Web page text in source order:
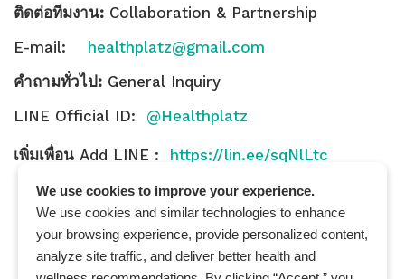
ติดต่อทีมงาน: Collaboration & Partnership
E-mail: healthplatz@gmail.com
คำถามทั่วไป: General Inquiry
LINE Official ID: @Healthplatz
เพิ่มเพื่อน Add LINE : https://lin.ee/sqNlLtc
We use cookies to improve your experience.
We use cookies and similar technologies to enhance
your browsing experience, provide personalized content,
analyze site traffic, and deliver better health and